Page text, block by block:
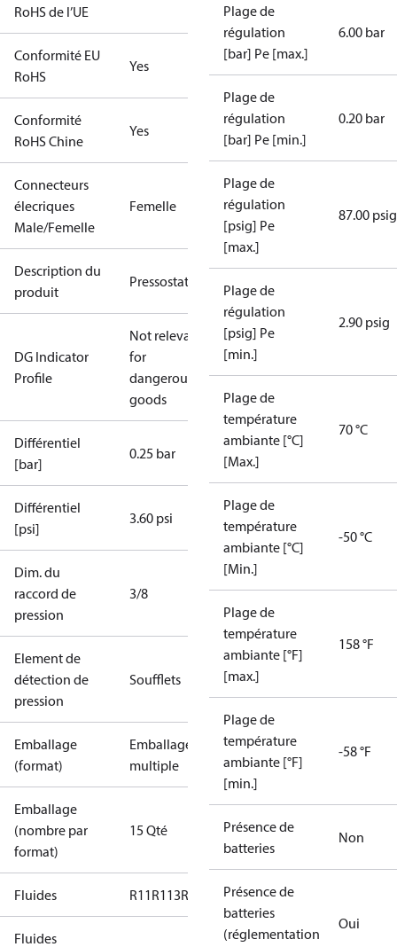
RoHS de l’UE
Conformité EU
RoHS
Yes
Conformité
RoHS Chine
Yes
Connecteurs
élecriques
Male/Femelle
Femelle
Description du
produit
Pressostat
DG Indicator
Profile
Not relevant
for
dangerous
goods
Différentiel
[bar]
0.25 bar
Différentiel
[psi]
3.60 psi
Dim. du
raccord de
pression
3/8
Element de
détection de
pression
Soufflets
Emballage
(format)
Emballage
multiple
Emballage
(nombre par
format)
15 Qté
Fluides R11R113R12 R124R134aR22R404A
Fluides
Plage de
régulation
[bar] Pe [max.]
6.00 bar
Plage de
régulation
[bar] Pe [min.]
0.20 bar
Plage de
régulation
[psig] Pe
[max.]
87.00 psig
Plage de
régulation
[psig] Pe
[min.]
2.90 psig
Plage de
température
ambiante [°C]
[Max.]
70 °C
Plage de
température
ambiante [°C]
[Min.]
-50 °C
Plage de
température
ambiante [°F]
[max.]
158 °F
Plage de
température
ambiante [°F]
[min.]
-58 °F
Présence de
batteries
Non
Présence de
batteries
(réglementation
Oui